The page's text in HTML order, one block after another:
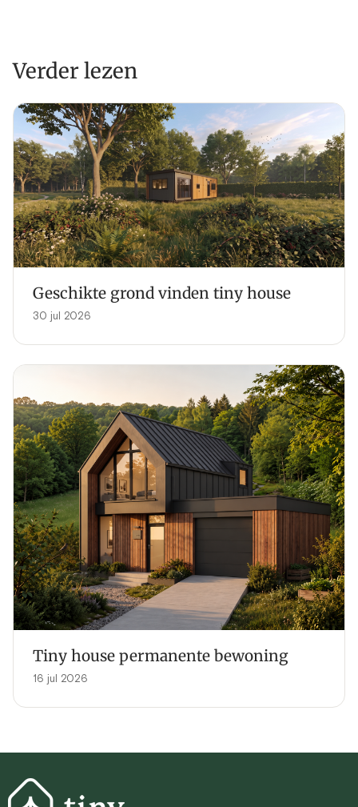
Verder lezen
Geschikte grond vinden tiny house
30 jul 2026
Tiny house permanente bewoning
16 jul 2026